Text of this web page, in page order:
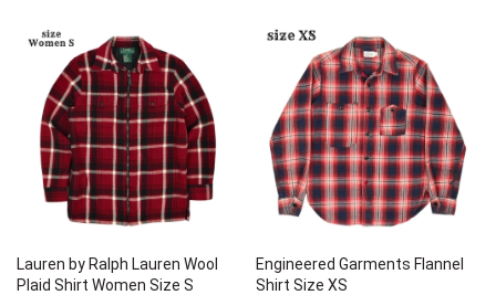
Lauren by Ralph Lauren Wool
Plaid Shirt Women Size S
Engineered Garments Flannel
Shirt Size XS